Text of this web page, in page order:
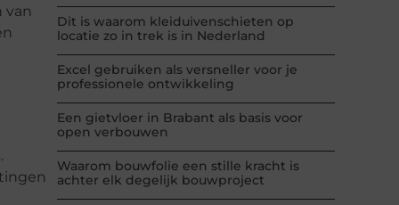
van
Dit is waarom kleiduivenschieten op
locatie zo in trek is in Nederland
Excel gebruiken als versneller voor je
professionele ontwikkeling
Een gietvloer in Brabant als basis voor
open verbouwen
Waarom bouwfolie een stille kracht is
achter elk degelijk bouwproject